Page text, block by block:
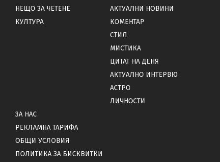
НЕЩО ЗА ЧЕТЕНЕ
КУЛТУРА
АКТУАЛНИ НОВИНИ
КОМЕНТАР
СТИЛ
МИСТИКА
ЦИТАТ НА ДЕНЯ
АКТУАЛНО ИНТЕРВЮ
АСТРО
ЛИЧНОСТИ
ЗА НАС
РЕКЛАМНА ТАРИФА
ОБЩИ УСЛОВИЯ
ПОЛИТИКА ЗА БИСКВИТКИ